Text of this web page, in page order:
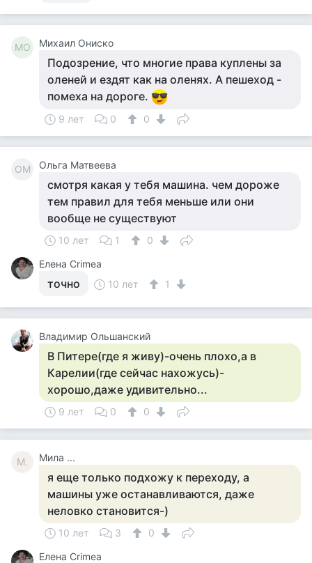
МО Михаил Ониско
Подозрение, что многие права куплены за
оленей и ездят как на оленях. А пешеход -
помеха на дороге.
9 лет 0 0
ОМ Ольга Матвеева
смотря какая у тебя машина. чем дороже
тем правил для тебя меньше или они
вообще не существуют
10 лет 1
0
Елена Crimea
точно 10 лет 1
Владимир Ольшанский
В Питере(где я живу)-очень плохо,а в
Карелии(где сейчас нахожусь)-
хорошо,даже удивительно...
9 лет 0 0
М. Мила ...
я еще только подхожу к переходу, а
машины уже останавливаются, даже
неловко становится-)
10 лет 3
0
Елена Crimea